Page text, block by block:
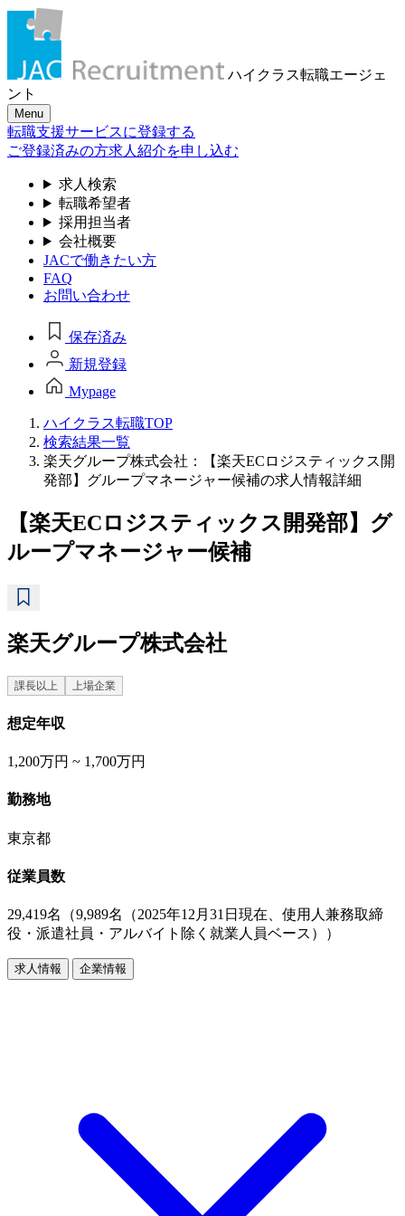
ハイクラス転職エージェ
ント
Menu
転職支援サービスに登録する
ご登録済みの方求人紹介を申し込む
求人検索
転職希望者
採用担当者
会社概要
JACで働きたい方
FAQ
お問い合わせ
保存済み
新規登録
Mypage
ハイクラス転職TOP
検索結果一覧
楽天グループ株式会社：【楽天ECロジスティックス開
発部】グループマネージャー候補の求人情報詳細
【楽天ECロジスティックス開発部】グ
ループマネージャー候補
楽天グループ株式会社
課長以上 上場企業
想定年収
1,200万円 ~ 1,700万円
勤務地
東京都
従業員数
29,419名（9,989名（2025年12月31日現在、使用人兼務取締
役・派遣社員・アルバイト除く就業人員ベース））
求人情報 企業情報